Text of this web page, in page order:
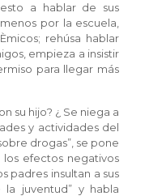
a hablar de sus
por la escuela,
rehúsa hablar
empieza a insistir
para llegar más
su hijo? ¿ Se niega a
y actividades del
drogas”, se pone
los efectos negativos
padres insultan a sus
juventud” y habla